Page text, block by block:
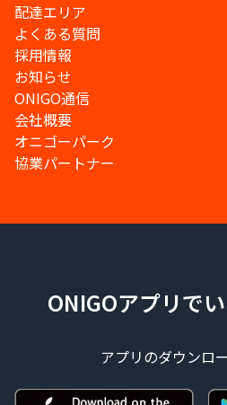
配達エリア
よくある質問
採用情報
お知らせ
ONIGO通信
会社概要
オニゴーパーク
協業パートナー
ONIGOアプリで
アプリのダウンロ